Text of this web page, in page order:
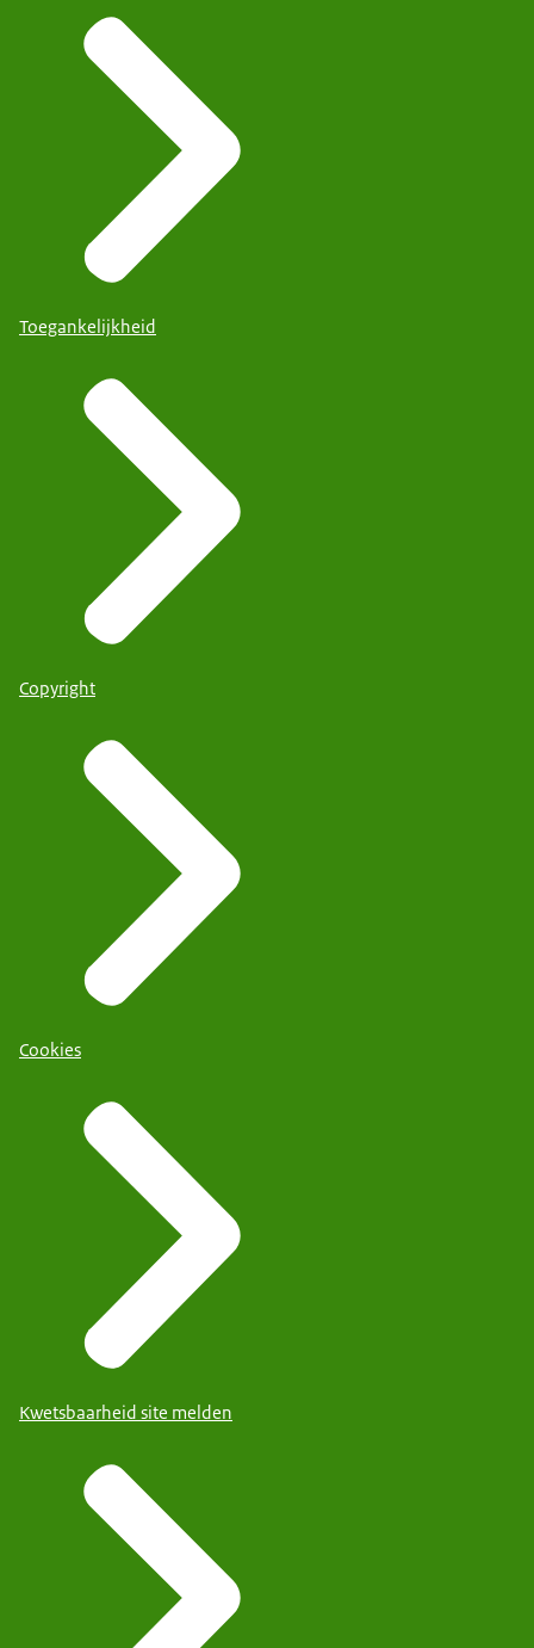
Toegankelijkheid
Copyright
Cookies
Kwetsbaarheid site melden